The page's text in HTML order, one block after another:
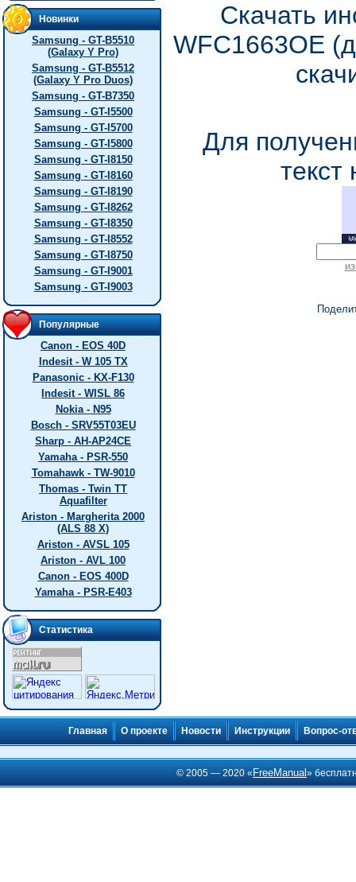
Новинки
Samsung - GT-B5510
(Galaxy Y Pro)
Samsung - GT-B5512
(Galaxy Y Pro Duos)
Samsung - GT-B7350
Samsung - GT-I5500
Samsung - GT-I5700
Samsung - GT-I5800
Samsung - GT-I8150
Samsung - GT-I8160
Samsung - GT-I8190
Samsung - GT-I8262
Samsung - GT-I8350
Samsung - GT-I8552
Samsung - GT-I8750
Samsung - GT-I9001
Samsung - GT-I9003
Популярные
Canon - EOS 40D
Indesit - W 105 TX
Panasonic - KX-F130
Indesit - WISL 86
Nokia - N95
Bosch - SRV55T03EU
Sharp - AH-AP24CE
Yamaha - PSR-550
Tomahawk - TW-9010
Thomas - Twin TT
Aquafilter
Ariston - Margherita 2000
(ALS 88 X)
Ariston - AVSL 105
Ariston - AVL 100
Canon - EOS 400D
Yamaha - PSR-E403
Статистика
Скачать
WFC1663OE
Для
текст
Главная О проекте Новости Инструкции Вопрос-
© 2005 — 2020 « FreeManual»